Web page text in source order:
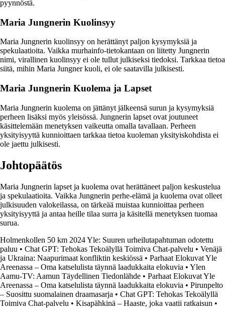
pyynnöstä.
Maria Jungnerin Kuolinsyy
Maria Jungnerin kuolinsyy on herättänyt paljon kysymyksiä ja
spekulaatioita. Vaikka murhainfo-tietokantaan on liitetty Jungnerin
nimi, virallinen kuolinsyy ei ole tullut julkiseksi tiedoksi. Tarkkaa tietoa
siitä, mihin Maria Jungner kuoli, ei ole saatavilla julkisesti.
Maria Jungnerin Kuolema ja Lapset
Maria Jungnerin kuolema on jättänyt jälkeensä surun ja kysymyksiä
perheen lisäksi myös yleisössä. Jungnerin lapset ovat joutuneet
käsittelemään menetyksen vaikeutta omalla tavallaan. Perheen
yksityisyyttä kunnioittaen tarkkaa tietoa kuoleman yksityiskohdista ei
ole jaettu julkisesti.
Johtopäätös
Maria Jungnerin lapset ja kuolema ovat herättäneet paljon keskustelua
ja spekulaatioita. Vaikka Jungnerin perhe-elämä ja kuolema ovat olleet
julkisuuden valokeilassa, on tärkeää muistaa kunnioittaa perheen
yksityisyyttä ja antaa heille tilaa surra ja käsitellä menetyksen tuomaa
surua.
Holmenkollen 50 km 2024 Yle: Suuren urheilutapahtuman odotettu
paluu • Chat GPT: Tehokas Tekoälyllä Toimiva Chat-palvelu • Venäjä
ja Ukraina: Naapurimaat konfliktin keskiössä • Parhaat Elokuvat Yle
Areenassa – Oma katselulista täynnä laadukkaita elokuvia • Ylen
Aamu-TV: Aamun Täydellinen Tiedonlähde • Parhaat Elokuvat Yle
Areenassa – Oma katselulista täynnä laadukkaita elokuvia • Pirunpelto
– Suosittu suomalainen draamasarja • Chat GPT: Tehokas Tekoälyllä
Toimiva Chat-palvelu • Kisapähkinä – Haaste, joka vaatii ratkaisun •